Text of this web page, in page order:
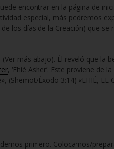
encontrar en la página de
especial, más podremos
los días de la Creación) que se
más abajo). Él reveló que la
, ‘Ehié Asher’. Este proviene de
Éxodo 3:14) «EHIÉ, EL
primero. Colocamos/